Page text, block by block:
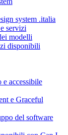
system .italia
servizi
modelli
disponibili
e accessibile
e Graceful
del software